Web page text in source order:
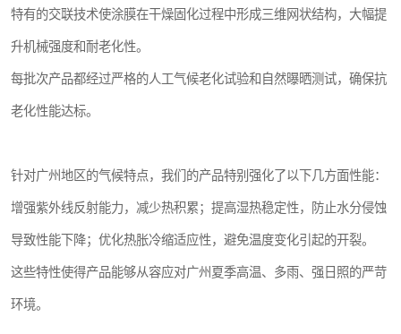
特有的交联技术使涂膜在干燥固化过程中形成三维网状结构，大幅提
升机械强度和耐老化性。
每批次产品都经过严格的人工气候老化试验和自然曝晒测试，确保抗
老化性能达标。
针对广州地区的气候特点，我们的产品特别强化了以下几方面性能：
增强紫外线反射能力，减少热积累；提高湿热稳定性，防止水分侵蚀
导致性能下降；优化热胀冷缩适应性，避免温度变化引起的开裂。
这些特性使得产品能够从容应对广州夏季高温、多雨、强日照的严苛
环境。